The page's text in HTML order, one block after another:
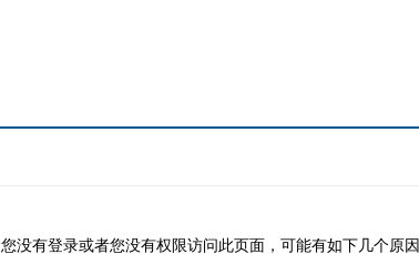
您没有登录或者您没有权限访问此页面，可能有如下几个原因